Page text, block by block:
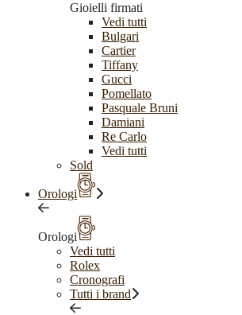
Gioielli firmati
Vedi tutti
Bulgari
Cartier
Tiffany
Gucci
Pomellato
Pasquale Bruni
Damiani
Re Carlo
Vedi tutti
Sold
Orologi
Orologi
Vedi tutti
Rolex
Cronografi
Tutti i brand